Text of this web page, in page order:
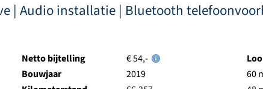
| Audio installatie | Bluetooth
Netto bijtelling
€ 54,-
Bouwjaar
2019
60